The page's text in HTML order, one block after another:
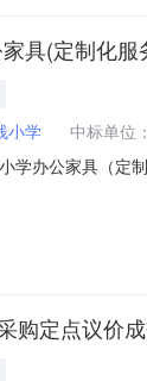
具(定制化
小学 中标单位：
学办公家具（
-湛江市-吴川
购定点议价